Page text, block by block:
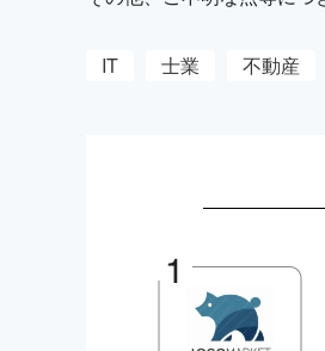
IT 士業 不動産